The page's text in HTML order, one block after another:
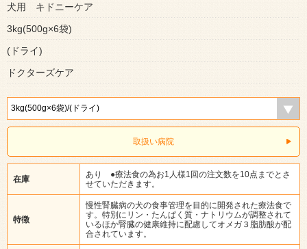
犬用 キドニーケア
3kg(500g×6袋)
(ドライ)
ドクターズケア
取扱い病院
在庫
あり ●療法食の為お1人様1回の注文数を10点までとさ
せていただきます。
特徴
慢性腎臓病の犬の食事管理を目的に開発された療法食で
す。特別にリン・たんぱく質・ナトリウムが調整されて
いるほか腎臓の健康維持に配慮してオメガ３脂肪酸が配
合されています。